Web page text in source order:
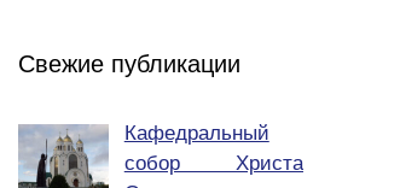
Свежие публикации
Кафедральный
собор Христа